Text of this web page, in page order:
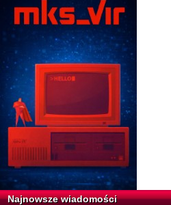
Najnowsze wiadomości